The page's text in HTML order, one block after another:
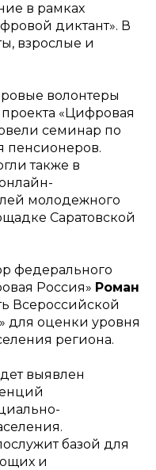
в рамках
диктант». В
взрослые и
волонтеры
«Цифровая
семинар по
пенсионеров.
также в
молодежного
Саратовской
федерального
Россия» Роман
Всероссийской
для оценки уровня
региона.
выявлен
базой для
и